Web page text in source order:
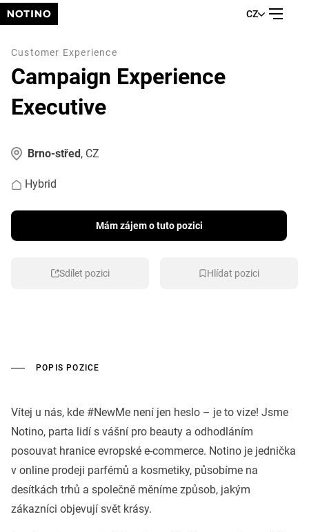
CZ
Customer Experience
Campaign Experience
Executive
Brno-střed, CZ
Hybrid
Mám zájem o tuto pozici
Sdílet pozici Hlídat pozici
POPIS POZICE
Vítej u nás, kde #NewMe není jen heslo – je to vize! Jsme
Notino, parta lidí s vášní pro beauty a odhodláním
posouvat hranice evropské e-commerce. Notino je jednička
v online prodeji parfémů a kosmetiky, působíme na
desítkách trhů a společně měníme způsob, jakým
zákazníci objevují svět krásy.